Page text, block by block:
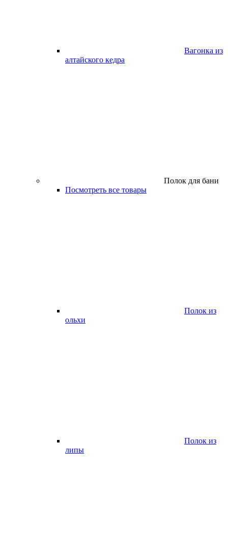
Вагонка из
алтайского кедра
Полок для бани
Посмотреть все товары
Полок из
ольхи
Полок из
липы